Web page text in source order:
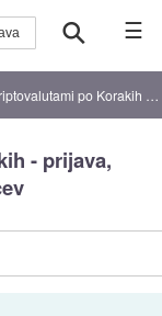
☰
- prijava, nakazilo EUR, prenakazilo kovancev
- prijava,